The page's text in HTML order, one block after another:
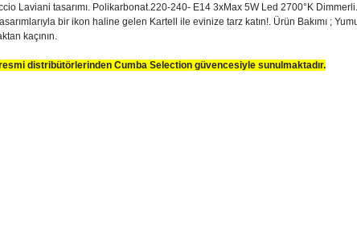
Laviani tasarımı. Polikarbonat.220-240- E14 3xMax 5W Led 2700°K
bir ikon haline gelen Kartell ile evinize tarz katın!. Ürün Bakımı ;
kaçının.
distribütörlerinden Cumba Selection güvencesiyle sunulmaktadır.